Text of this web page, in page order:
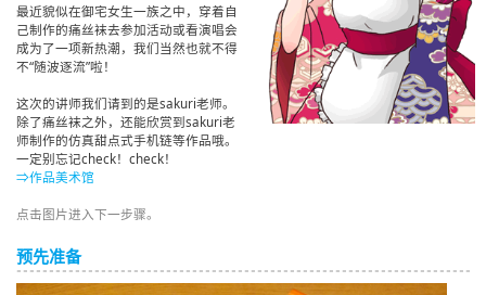
最近貌似在御宅女生一族之中，穿着自
己制作的痛丝袜去参加活动或看演唱会
成为了一项新热潮，我们当然也就不得
不“随波逐流”啦！
这次的讲师我们请到的是sakuri老师。
除了痛丝袜之外，还能欣赏到sakuri老
师制作的仿真甜点式手机链等作品哦。
一定别忘记check！check！
⇒作品美术馆
点击图片进入下一步骤。
预先准备